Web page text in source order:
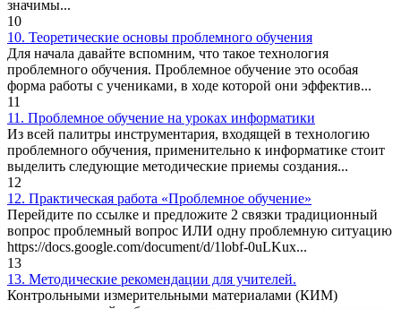
значимы...
10
10. Теоретические основы проблемного обучения
Для начала давайте вспомним, что такое технология
проблемного обучения. Проблемное обучение это особая
форма работы с учениками, в ходе которой они эффектив...
11
11. Проблемное обучение на уроках информатики
Из всей палитры инструментария, входящей в технологию
проблемного обучения, применительно к информатике стоит
выделить следующие методические приемы создания...
12
12. Практическая работа «Проблемное обучение»
Перейдите по ссылке и предложите 2 связки традиционный
вопрос проблемный вопрос ИЛИ одну проблемную ситуацию
https://docs.google.com/document/d/1lobf-0uLKux...
13
13. Методические рекомендации для учителей.
Контрольными измерительными материалами (КИМ)